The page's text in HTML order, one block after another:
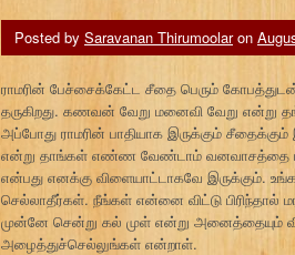
Posted by Saravanan Thirumoolaron
ராமரின் பேச்சைக்கேட்ட சீதை பெரும்
தருகிறது. கணவன் வேறு மனைவி வேறு என்று
அப்போது ராமரின் பாதியாக இருக்கும்
என்று தாங்கள் எண்ண வேண்டாம் வனவாசத்தை
என்பது எனக்கு விளையாட்டாகவே இருக்கும்.
செல்லாதீர்கள். நீங்கள் என்னை விட்டு பிரிந்தால்
முன்னே சென்று கல் முள் என்று அனைத்தையும்
அழைத்துச்செல்லுங்கள் என்றாள்.